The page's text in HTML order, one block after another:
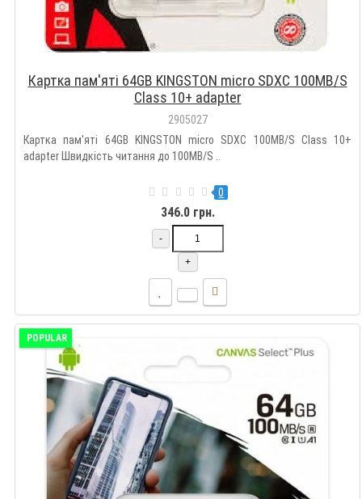
Картка пам'яті 64GB KINGSTON micro SDXC 100MB/S
Class 10+ adapter
2905027
Картка пам'яті 64GB KINGSTON micro SDXC 100MB/S Class 10+
adapter Швидкість читання до 100MB/S ..
0
346.0 грн.
-
+
POPULAR